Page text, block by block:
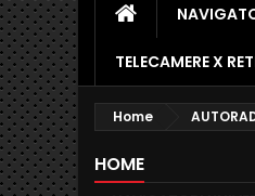
TELECAMERE X
Home
HOME